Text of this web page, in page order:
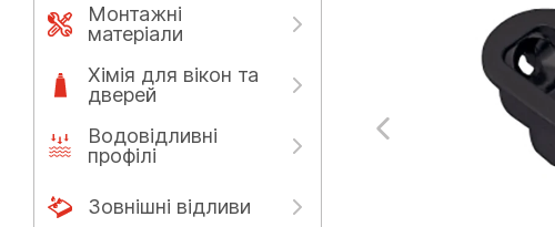
Монтажні
матеріали
Хімія для вікон та
дверей
Водовідливні
профілі
Зовнішні відливи